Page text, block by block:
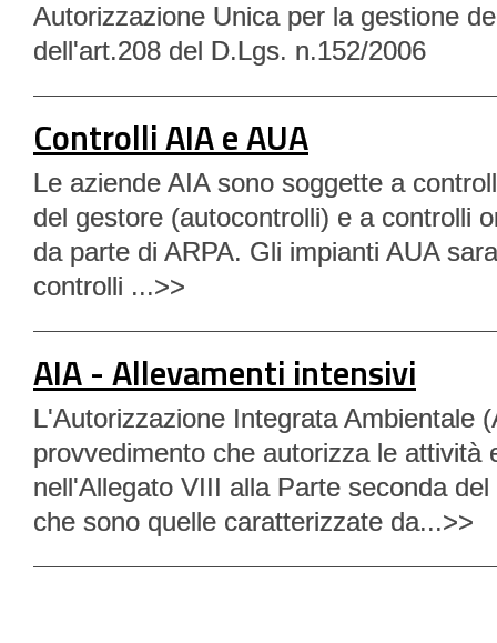
Autorizzazione Unica per la gestione
dell'art.208 del D.Lgs. n.152/2006
Controlli AIA e AUA
Le aziende AIA sono soggette a
del gestore (autocontrolli) e a controlli
da parte di ARPA. Gli impianti AUA
controlli ...>>
AIA - Allevamenti intensivi
L'Autorizzazione Integrata Ambientale
provvedimento che autorizza le attività
nell'Allegato VIII alla Parte seconda
che sono quelle caratterizzate da...>>